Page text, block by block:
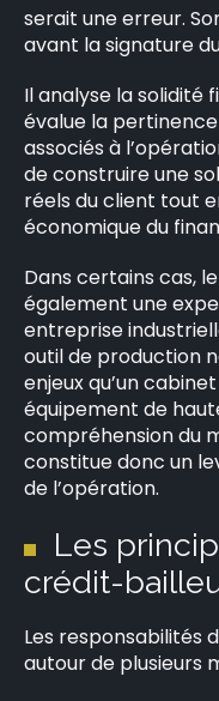
serait une erreur.
avant la signature
Il analyse la solidité
évalue la
associés à
de construire une
réels du client tout
économique du
Dans certains cas,
également une
entreprise
outil de production
enjeux qu’un
équipement de
compréhension du
constitue donc un
de l’opération.
Les
crédit-
Les responsabilités
autour de plusieurs